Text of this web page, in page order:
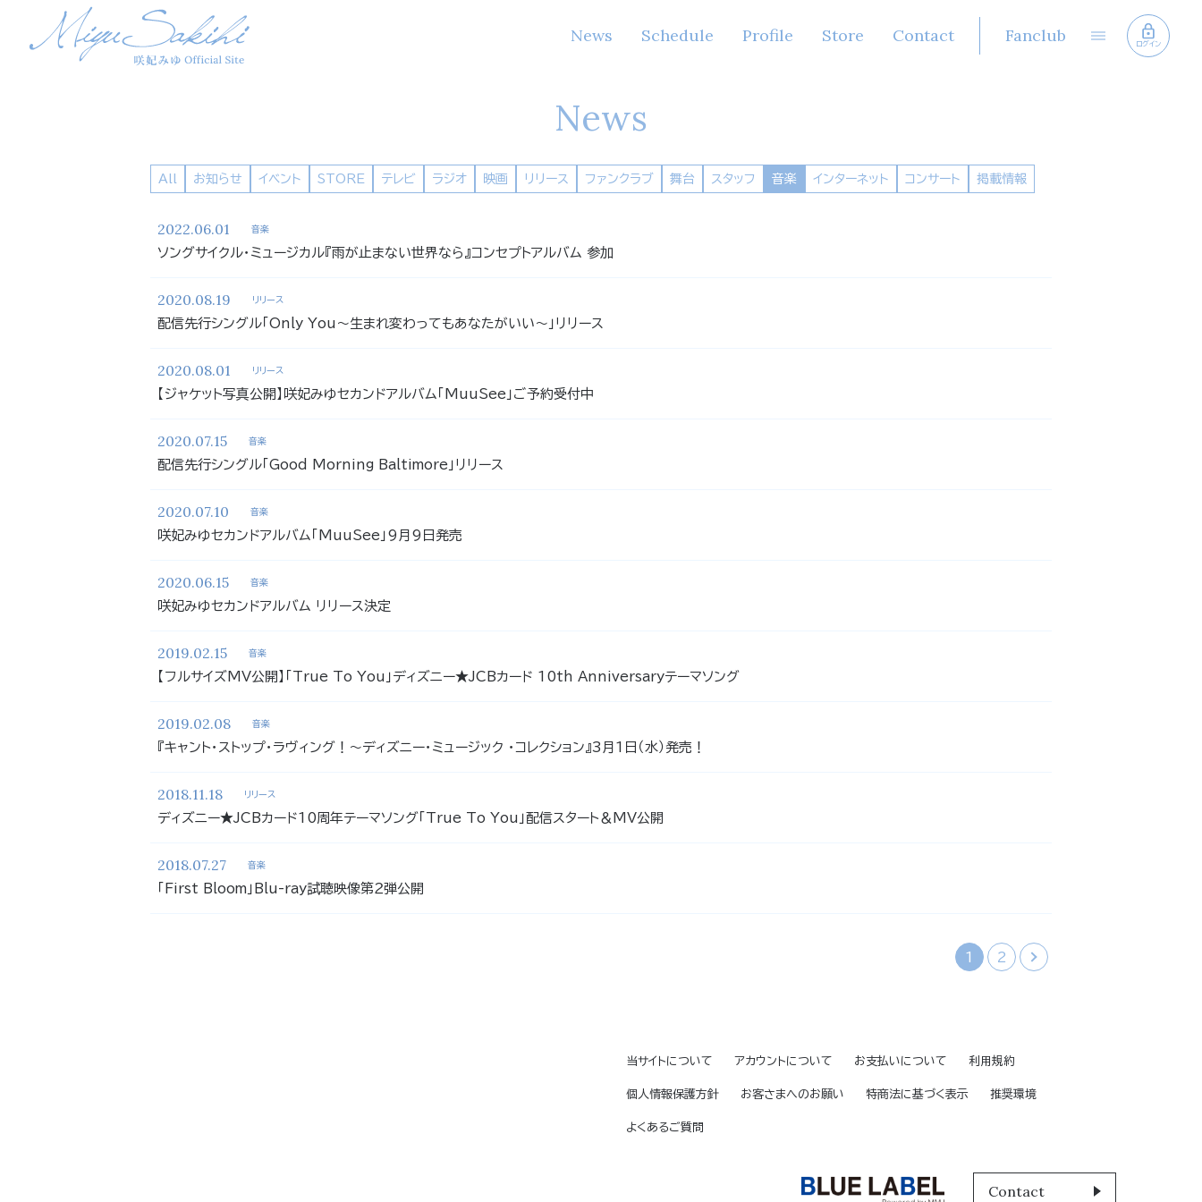
News Schedule Profile Store Contact Fanclub ログイン
News
All お知らせ イベント STORE テレビ ラジオ 映画 リリース ファンクラブ 舞台 スタッフ 音楽 インターネット コンサート 掲載情報
2022.06.01 音楽
ソングサイクル・ミュージカル『雨が止まない世界なら』コンセプトアルバム 参加
2020.08.19 リリース
配信先行シングル「Only You～生まれ変わってもあなたがいい～」リリース
2020.08.01 リリース
【ジャケット写真公開】咲妃みゆセカンドアルバム「MuuSee」ご予約受付中
2020.07.15 音楽
配信先行シングル「Good Morning Baltimore」リリース
2020.07.10 音楽
咲妃みゆセカンドアルバム「MuuSee」9月9日発売
2020.06.15 音楽
咲妃みゆセカンドアルバム リリース決定
2019.02.15 音楽
【フルサイズMV公開】「True To You」ディズニー★JCBカード 10th Anniversaryテーマソング
2019.02.08 音楽
『キャント・ストップ・ラヴィング！～ディズニー・ミュージック ・コレクション』3月1日（水）発売！
2018.11.18 リリース
ディズニー★JCBカード10周年テーマソング「True To You」配信スタート＆MV公開
2018.07.27 音楽
「First Bloom」Blu-ray試聴映像第２弾公開
1 2 ›
当サイトについて アカウントについて お支払いについて 利用規約
個人情報保護方針 お客さまへのお願い 特商法に基づく表示 推奨環境
よくあるご質問
Contact